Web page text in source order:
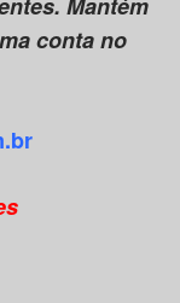
conta no